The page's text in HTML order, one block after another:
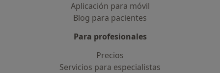
Aplicación para móvil
Blog para pacientes
Para profesionales
Precios
Servicios para especialistas